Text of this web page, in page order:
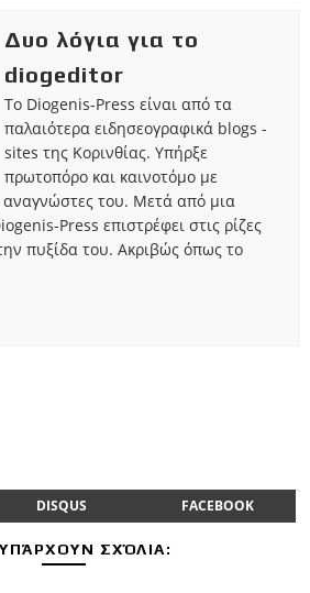
Δυο λόγια για το
diogeditor
Το Diogenis-Press είναι από τα
παλαιότερα ειδησεογραφικά blogs -
sites της Κορινθίας. Υπήρξε
πρωτοπόρο και καινοτόμο με
του. Μετά από μια
Press επιστρέφει στις ρίζες
πυξίδα του. Ακριβώς όπως το
DISQUS FACEBOOK
ΣΧΌΛΙΑ: